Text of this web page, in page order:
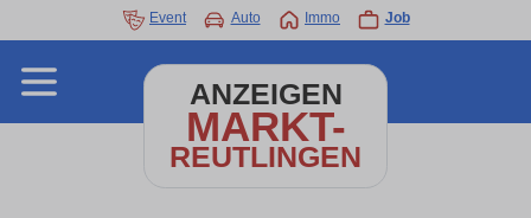
Event Auto Immo Job
ANZEIGEN
MARKT-
REUTLINGEN